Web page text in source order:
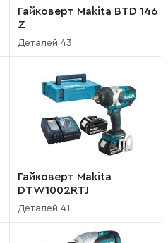
Гайковерт Makita BTD 146
Z
Деталей 43
Гайковерт Makita
DTW1002RTJ
Деталей 41